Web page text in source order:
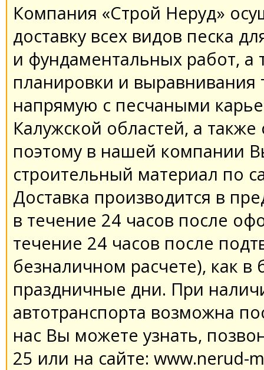
Компания «Строй Неруд»
доставку всех видов песка
и фундаментальных работ, а
планировки и
напрямую с песчаными
Калужской областей, а
поэтому в нашей компании
строительный материал по
Доставка производится в
в течение 24 часов после
течение 24 часов после
безналичном расчете), как
праздничные дни. При
автотранспорта возможна
нас Вы можете узнать,
25 или на сайте: www.nerud-